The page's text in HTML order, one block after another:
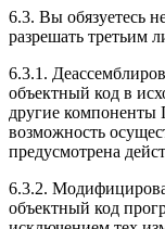
6.3. Вы обязуетесь
разрешать третьим
6.3.1.
объектный код в
другие компоненты
возможность
предусмотрена
6.3.2.
объектный код